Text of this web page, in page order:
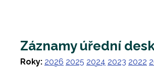
Záznamy úřední
Roky: 2026 2025 2024 2023 2022